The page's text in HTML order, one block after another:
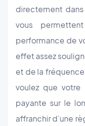
directement
vous
performance de
effet assez
et de la
voulez que
payante sur le
affranchir d’une